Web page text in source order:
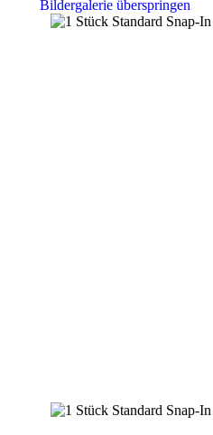
Bildergalerie überspringen